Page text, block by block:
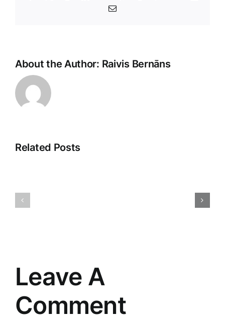
E-
About the Author: Raivis Bernāns
Related Posts
Leave A
Comment